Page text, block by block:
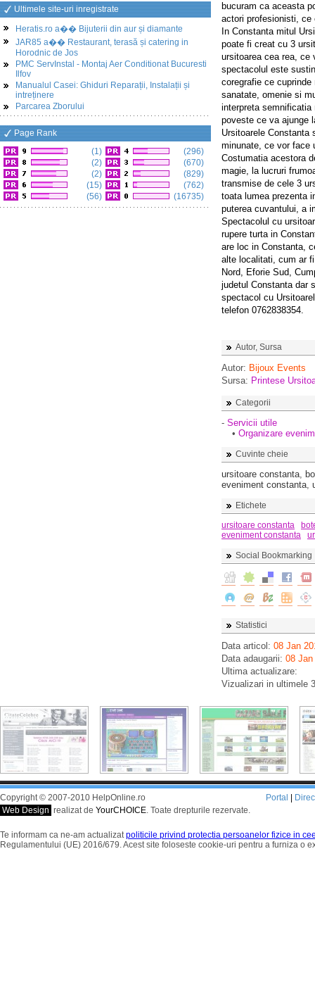
Ultimele site-uri inregistrate
Heratis.ro a�� Bijuterii din aur și diamante
JAR85 a�� Restaurant, terasă și catering in
Horodnic de Jos
PMC ServInstal - Montaj Aer Conditionat Bucuresti
Ilfov
Manualul Casei: Ghiduri Reparații, Instalații și
intreținere
Parcarea Zborului
Page Rank
(1)
(2)
(2)
(15)
(56)
(296)
(670)
(829)
(762)
(16735)
bucuram ca aceasta
actori profesionisti, ce
In Constanta mitul
poate fi creat cu 3
ursitoarea cea rea, ce
spectacolul este
coregrafie ce
sanatate, omenie si
interpreta semnificatia
poveste ce va ajunge
Ursitoarele
minunate, ce vor face
Costumatia acestora
magie, la lucruri
transmise de cele 3
toata lumea prezenta
puterea cuvantului, a
Spectacolul cu
rupere turta in
are loc in Constanta,
alte localitati, cum ar
Nord, Eforie Sud,
judetul Constanta dar
spectacol cu
telefon 0762838354.
Autor, Sursa
Autor: Bijoux Events
Sursa: Printese
Categorii
- Servicii utile
• Organizare
Cuvinte cheie
ursitoare constanta,
eveniment constanta,
Etichete
ursitoare constanta
eveniment constanta
Social Bookmarking
Statistici
Data articol: 08 Jan
Data adaugarii: 08 Jan
Ultima actualizare:
Vizualizari in ultimele
Copyright © 2007-2010 HelpOnline.ro
Web Design realizat de YourCHOICE. Toate drepturile rezervate.
Portal
Te informam ca ne-am actualizatpoliticile privind protectia persoanelor fizice in
Regulamentului (UE) 2016/679. Acest site foloseste cookie-uri pentru a furniza o